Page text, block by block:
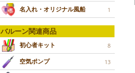
名入れ・オリジナル風船 1
バルーン関連商品
初心者キット 8
空気ポンプ 13